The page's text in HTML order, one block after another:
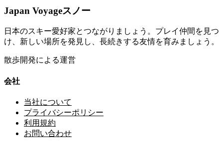
Japan Voyageスノー
日本のスキー愛好家とつながりましょう。プレイ仲間を見つ
け、新しい場所を発見し、長続きする友情を育みましょう。
散歩開発による運営
会社
当社について
プライバシーポリシー
利用規約
お問い合わせ